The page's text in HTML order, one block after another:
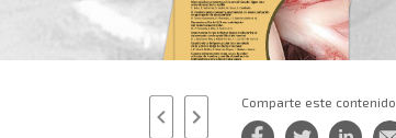
Comparte este contenido